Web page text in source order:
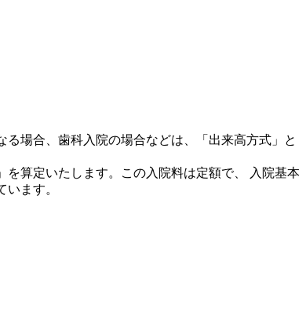
場合、歯科入院の場合などは、「出来高方式」と
算定いたします。この入院料は定額で、 入院基本
ます。